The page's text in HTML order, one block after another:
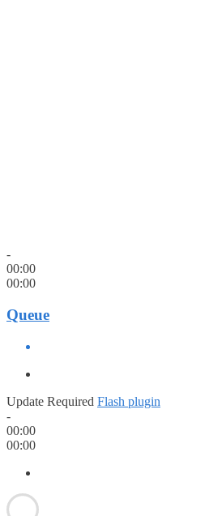
-
00:00
00:00
Queue
Update Required Flash plugin
-
00:00
00:00